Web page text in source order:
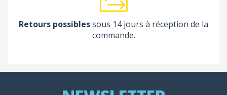
Retours possiblessous 14 jours à réception de la
commande.